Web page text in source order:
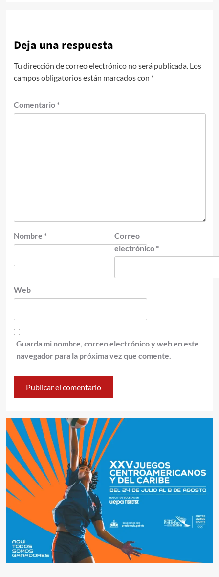
Deja una respuesta
Tu dirección de correo electrónico no será publicada. Los
campos obligatorios están marcados con *
Comentario *
Nombre *
Correo
electrónico *
Web
Guarda mi nombre, correo electrónico y web en este
navegador para la próxima vez que comente.